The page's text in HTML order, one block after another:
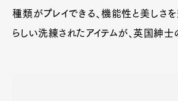
種類がプレイできる、機能性と美しさ
らしい洗練されたアイテムが、英国紳士